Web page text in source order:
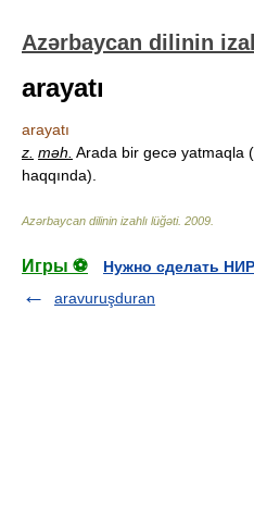
Azərbaycan dilinin
arayatı
arayatı
z. məh. Arada bir gecə yatmaqla
haqqında).
Azərbaycan dilinin izahlı lüğəti. 2009
Игры ⚽
Нужно сделать
aravuruşduran